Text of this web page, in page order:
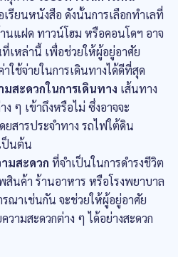
รียนหนังสือ ดังนั้นการเลือกทำเลที่
นแฝด ทาวน์โฮม หรือคอนโดฯ อาจ
เหล่านี้ เพื่อช่วยให้ผู้อยู่อาศัย
ใช้จ่ายในการเดินทางได้ดีที่สุด
มสะดวกในการเดินทาง เส้นทาง
ๆ เข้าถึงหรือไม่ ซึ่งอาจจะ
ยสารประจำทาง รถไฟใต้ดิน
ป็นต้น
มสะดวก ที่จำเป็นในการดำรงชีวิต
นค้า ร้านอาหาร หรือโรงพยาบาล
ณาเช่นกัน จะช่วยให้ผู้อยู่อาศัย
วามสะดวกต่าง ๆ ได้อย่างสะดวก